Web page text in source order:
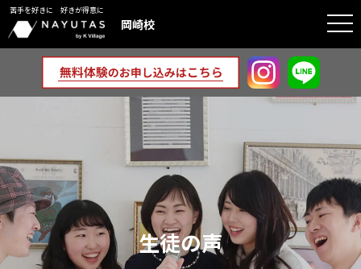
苦手を好きに 好きが得意に
岡崎校
生徒の声